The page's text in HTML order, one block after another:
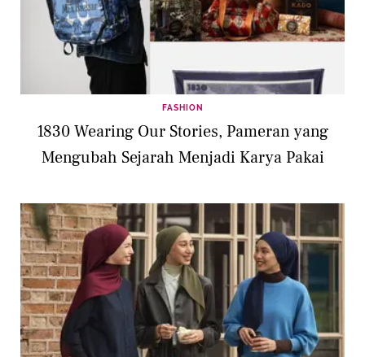
FASHION
1830 Wearing Our Stories, Pameran yang
Mengubah Sejarah Menjadi Karya Pakai